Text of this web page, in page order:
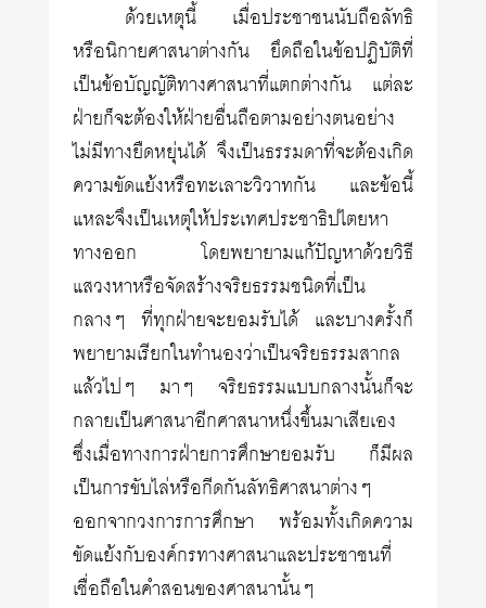
ด้วยเหตุนี้ เมื่อประชาชนนับถือลัทธิ
หรือนิกายศาสนาต่างกัน ยึดถือในข้อปฏิบัติที่
เป็นข้อบัญญัติทางศาสนาที่แตกต่างกัน แต่ละ
ฝ่ายก็จะต้องให้ฝ่ายอื่นถือตามอย่างตนอย่าง
ไม่มีทางยืดหยุ่นได้ จึงเป็นธรรมดาที่จะต้องเกิด
ความขัดแย้งหรือทะเลาะวิวาทกัน และข้อนี้
แหละจึงเป็นเหตุให้ประเทศประชาธิปไตยหา
ทางออก โดยพยายามแก้ปัญหาด้วยวิธี
แสวงหาหรือจัดสร้างจริยธรรมชนิดที่เป็น
กลางๆ ที่ทุกฝ่ายจะยอมรับได้ และบางครั้งก็
พยายามเรียกในทำนองว่าเป็นจริยธรรมสากล
แล้วไปๆ มาๆ จริยธรรมแบบกลางนั้นก็จะ
กลายเป็นศาสนาอีกศาสนาหนึ่งขึ้นมาเสียเอง
ซึ่งเมื่อทางการฝ่ายการศึกษายอมรับ ก็มีผล
เป็นการขับไล่หรือกีดกันลัทธิศาสนาต่างๆ
ออกจากวงการการศึกษา พร้อมทั้งเกิดความ
ขัดแย้งกับองค์กรทางศาสนาและประชาชนที่
เชื่อถือในคำสอนของศาสนานั้นๆ